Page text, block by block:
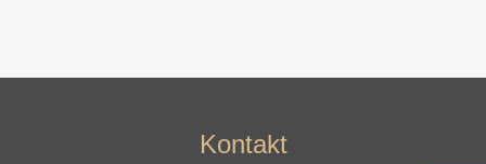
Kontakt